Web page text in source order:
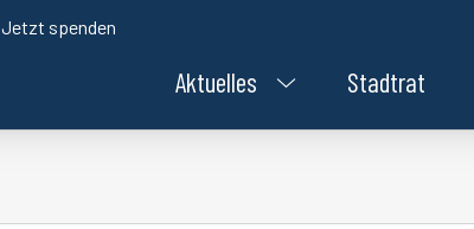
Jetzt spenden
Aktuelles Stadtrat